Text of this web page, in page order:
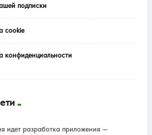
подписки
cookie
конфиденциальности
идет разработка приложения —